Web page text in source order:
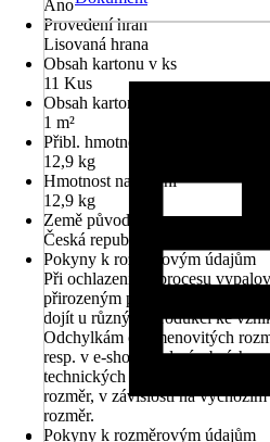
Ano
Provedení hran
Lisovaná hrana
Obsah kartonu v ks
11 Kus
Obsah kartonu v m2
1 m²
Přibl. hmotnost na m²
12,9 kg
Hmotnost na balení
12,9 kg
Země původu
Česká republika
Pokyny k rozměrovým údajům
Při ochlazení po procesu
přirozeným procesem
dojít u různých produkcí ke
Odchylkám od jmenovitých
resp. v e-shopu, od výrobních
technických důvodů zabránit.
rozměr, v závislosti na
rozměr.
Pokyny k rozměrovým údajům